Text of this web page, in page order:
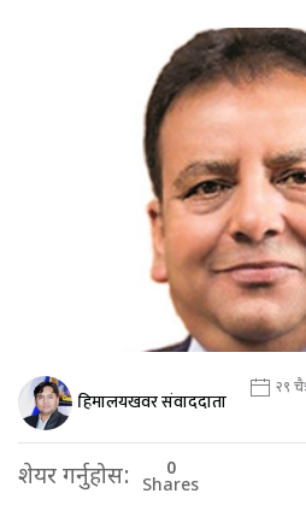
हिमालयखवर संवाददाता २९
शेयर गर्नुहोस: 0
Shares